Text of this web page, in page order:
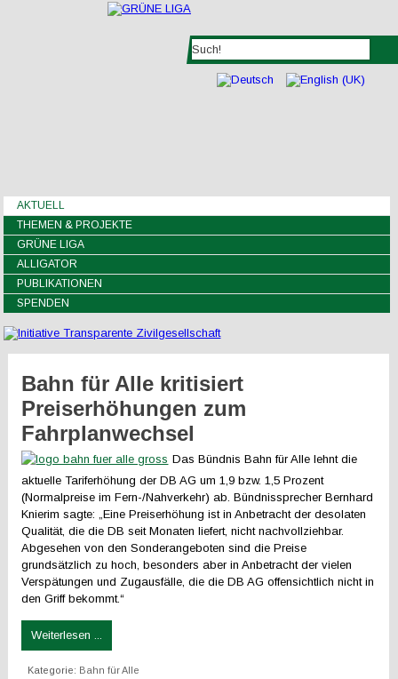
AKTUELL
THEMEN & PROJEKTE
GRÜNE LIGA
ALLIGATOR
PUBLIKATIONEN
SPENDEN
Bahn für Alle kritisiert
Preiserhöhungen zum
Fahrplanwechsel
Das Bündnis Bahn für Alle lehnt die
aktuelle Tariferhöhung der DB AG um 1,9 bzw. 1,5 Prozent
(Normalpreise im Fern-/Nahverkehr) ab. Bündnissprecher Bernhard
Knierim sagte: „Eine Preiserhöhung ist in Anbetracht der desolaten
Qualität, die die DB seit Monaten liefert, nicht nachvollziehbar.
Abgesehen von den Sonderangeboten sind die Preise
grundsätzlich zu hoch, besonders aber in Anbetracht der vielen
Verspätungen und Zugausfälle, die die DB AG offensichtlich nicht in
den Griff bekommt.“
Weiterlesen ...
Kategorie: Bahn für Alle